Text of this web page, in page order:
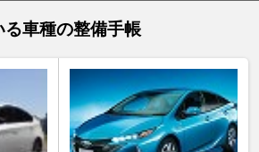
車種の整備手帳